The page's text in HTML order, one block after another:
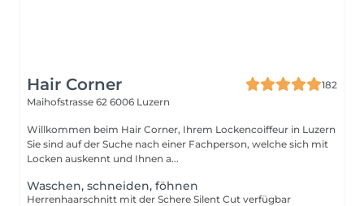
Hair Corner
182
Maihofstrasse 62 6006 Luzern
Willkommen beim Hair Corner, Ihrem Lockencoiffeur in Luzern
Sie sind auf der Suche nach einer Fachperson, welche sich mit
Locken auskennt und Ihnen a...
Waschen, schneiden, föhnen
Herrenhaarschnitt mit der Schere Silent Cut verfügbar